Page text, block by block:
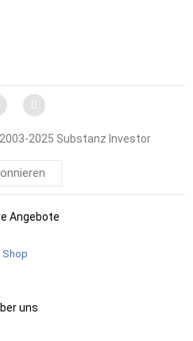
2025 Substanz Investor
Angebote
Shop
uns